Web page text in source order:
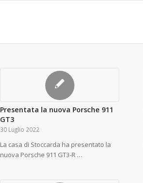
Presentata la nuova Porsche 911
GT3
30 Luglio 2022
La casa di Stoccarda ha presentato la
nuova Porsche 911 GT3-R …